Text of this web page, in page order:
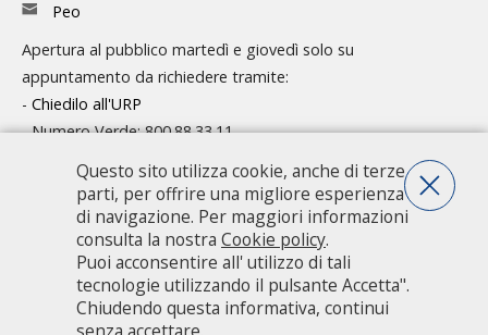
Peo
Apertura al pubblico martedì e giovedì solo su
appuntamento da richiedere tramite:
- Chiedilo all'URP
- Numero Verde: 800.88.33.11
Consulta l'organigramma
Accedi agli atti
Guida pratica ai servizi e alla modulistica
Città metropolitana di Milano - Via Vivaio, 1 - 20122 Milano - centralino
Questo sito utilizza cookie, anche di terze
parti, per offrire una migliore esperienza
di navigazione. Per maggiori informazioni
consulta la nostra Cookie policy.
Puoi acconsentire all' utilizzo di tali
tecnologie utilizzando il pulsante Accetta".
Chiudendo questa informativa, continui